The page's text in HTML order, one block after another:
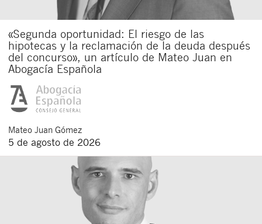
«Segunda oportunidad: El riesgo de las
hipotecas y la reclamación de la deuda después
del concurso», un artículo de Mateo Juan en
Abogacía Española
Mateo Juan Gómez
5 de agosto de 2026